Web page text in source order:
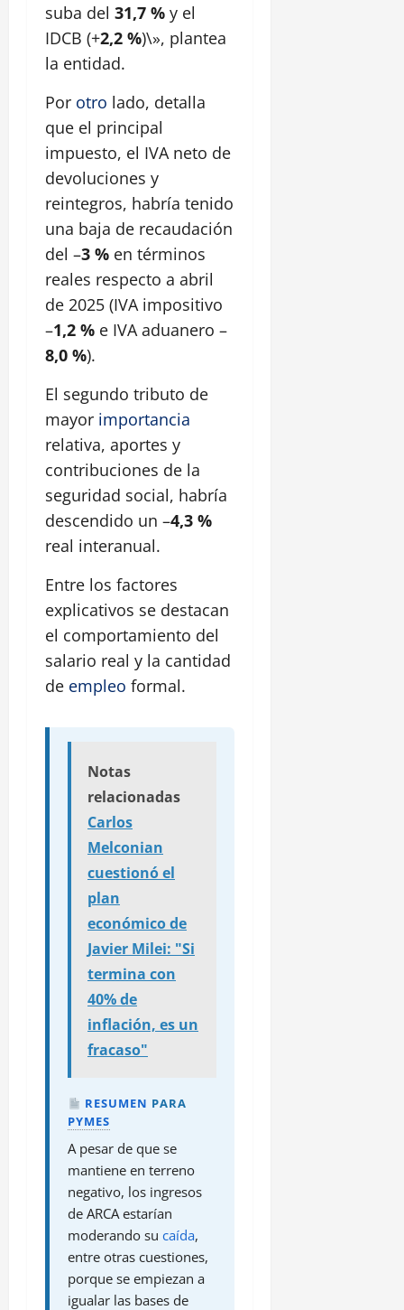
suba del 31,7 % y el
IDCB (+2,2 %)\», plantea
la entidad.
Por otro lado, detalla
que el principal
impuesto, el IVA neto de
devoluciones y
reintegros, habría tenido
una baja de recaudación
del –3 % en términos
reales respecto a abril
de 2025 (IVA impositivo
–1,2 % e IVA aduanero –
8,0 %).
El segundo tributo de
mayor importancia
relativa, aportes y
contribuciones de la
seguridad social, habría
descendido un –4,3 %
real interanual.
Entre los factores
explicativos se destacan
el comportamiento del
salario real y la cantidad
de empleo formal.
Notas
relacionadas
Carlos
Melconian
cuestionó el
plan
económico de
Javier Milei: "Si
termina con
40% de
inflación, es un
fracaso"
RESUMEN PARA
PYMES
A pesar de que se
mantiene en terreno
negativo, los ingresos
de ARCA estarían
moderando su caída,
entre otras cuestiones,
porque se empiezan a
igualar las bases de